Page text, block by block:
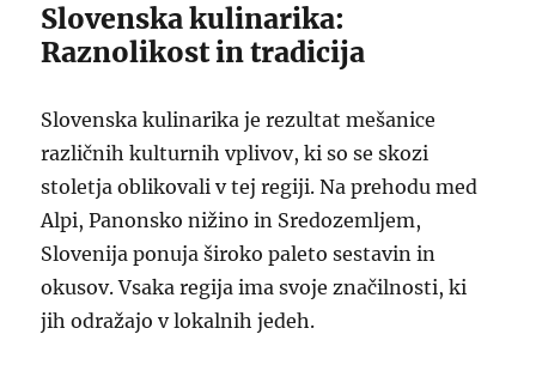
Slovenska kulinarika:
Raznolikost in tradicija
Slovenska kulinarika je rezultat mešanice
različnih kulturnih vplivov, ki so se skozi
stoletja oblikovali v tej regiji. Na prehodu med
Alpi, Panonsko nižino in Sredozemljem,
Slovenija ponuja široko paleto sestavin in
okusov. Vsaka regija ima svoje značilnosti, ki
jih odražajo v lokalnih jedeh.